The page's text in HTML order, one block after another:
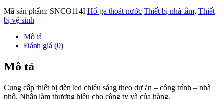
Mã sản phẩm: SNCO114I Hố ga thoát nước Thiết bị nhà tắm, Thiết
bị vệ sinh
Mô tả
Đánh giá (0)
Mô tả
Cung cấp thiết bị đèn led chiếu sáng theo dự án – công trình – nhà
phố. Nhận làm thương hiệu cho công ty và cửa hàng.